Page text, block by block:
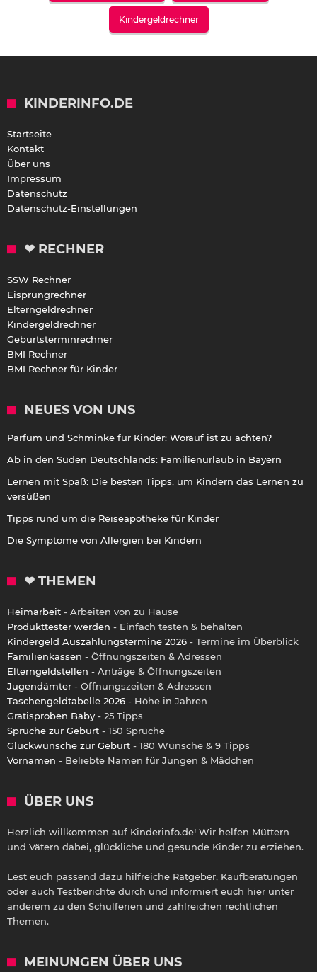
Kindergeldrechner
KINDERINFO.DE
Startseite
Kontakt
Über uns
Impressum
Datenschutz
Datenschutz-Einstellungen
❤ RECHNER
SSW Rechner
Eisprungrechner
Elterngeldrechner
Kindergeldrechner
Geburtsterminrechner
BMI Rechner
BMI Rechner für Kinder
NEUES VON UNS
Parfüm und Schminke für Kinder: Worauf ist zu achten?
Ab in den Süden Deutschlands: Familienurlaub in Bayern
Lernen mit Spaß: Die besten Tipps, um Kindern das Lernen zu
versüßen
Tipps rund um die Reiseapotheke für Kinder
Die Symptome von Allergien bei Kindern
❤ THEMEN
Heimarbeit - Arbeiten von zu Hause
Produkttester werden - Einfach testen & behalten
Kindergeld Auszahlungstermine 2026 - Termine im Überblick
Familienkassen - Öffnungszeiten & Adressen
Elterngeldstellen - Anträge & Öffnungszeiten
Jugendämter - Öffnungszeiten & Adressen
Taschengeldtabelle 2026 - Höhe in Jahren
Gratisproben Baby - 25 Tipps
Sprüche zur Geburt - 150 Sprüche
Glückwünsche zur Geburt - 180 Wünsche & 9 Tipps
Vornamen - Beliebte Namen für Jungen & Mädchen
ÜBER UNS
Herzlich willkommen auf Kinderinfo.de! Wir helfen Müttern
und Vätern dabei, glückliche und gesunde Kinder zu erziehen.
Lest euch passend dazu hilfreiche Ratgeber, Kaufberatungen
oder auch Testberichte durch und informiert euch hier unter
anderem zu den Schulferien und zahlreichen rechtlichen
Themen.
MEINUNGEN ÜBER UNS